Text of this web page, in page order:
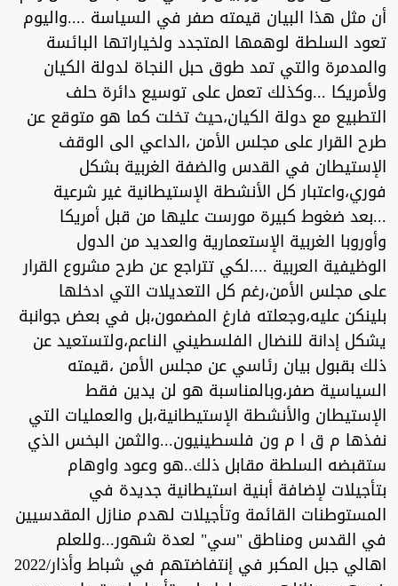
أن مثل هذا البيان قيمته صفر في السياسة ....واليوم
تعود السلطة لوهمها المتجدد ولخياراتها البائسة
والمدمرة والتي تمد طوق حبل النجاة لدولة الكيان
ولأمريكا ...وكذلك تعمل على توسيع دائرة حلف
التطبيع مع دولة الكيان،حيث تخلت كما هو متوقع عن
طرح القرار على مجلس الأمن ،الداعي الى الوقف
الإستيطان في القدس والضفة الغربية بشكل
فوري،واعتبار كل الأنشطة الإستيطانية غير شرعية
...بعد ضغوط كبيرة مورست عليها من قبل أمريكا
وأوروبا الغربية الإستعمارية والعديد من الدول
الوظيفية العربية ....لكي تتراجع عن طرح مشروع القرار
على مجلس الأمن،رغم كل التعديلات التي ادخلها
بلينكن عليه،وجعلته فارغ المضمون،بل في بعض جوانبة
يشكل إدانة للنضال الفلسطيني الناعم،ولتستعيد عن
ذلك بقبول بيان رئاسي عن مجلس الأمن ،قيمته
السياسية صفر،وبالمناسبة هو لن يدين فقط
الإستيطان والأنشطة الإستيطانية،بل والعمليات التي
نفذها م ق ا م ون فلسطينيون...والثمن البخس الذي
ستقبضه السلطة مقابل ذلك..هو وعود واوهام
بتأجيلات لإضافة أبنية استيطانية جديدة في
المستوطنات القائمة وتأجيلات لهدم منازل المقدسيين
في القدس ومناطق "سي" لعدة شهور...وللعلم
اهالي جبل المكبر في إنتفاضتهم في شباط وأذار/2022